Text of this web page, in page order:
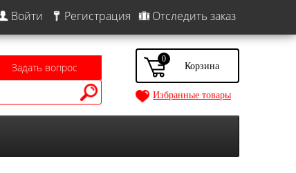
Войти Регистрация Отследить заказ
Задать вопрос
0
Избранные товары